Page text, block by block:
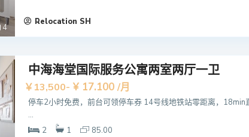
4
Relocation SH
中海海堂国际服务公寓两室两厅一卫
￥13,500- ¥ 17.100 /月
停车2小时免费，前台可领停车券 14号线地铁站零距离，
...
2
1 85.00